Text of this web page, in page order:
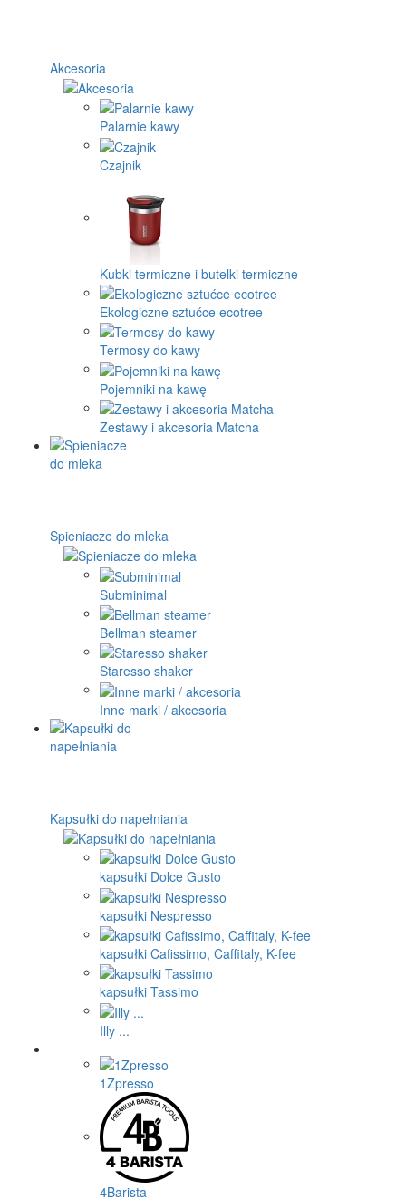
Akcesoria
Palarnie kawy
Czajnik
Kubki termiczne i butelki termiczne
Ekologiczne sztućce ecotree
Termosy do kawy
Pojemniki na kawę
Zestawy i akcesoria Matcha
Spieniacze do mleka
Subminimal
Bellman steamer
Staresso shaker
Inne marki / akcesoria
Kapsułki do napełniania
kapsułki Dolce Gusto
kapsułki Nespresso
kapsułki Cafissimo, Caffitaly, K-fee
kapsułki Tassimo
Illy ...
1Zpresso
4Barista